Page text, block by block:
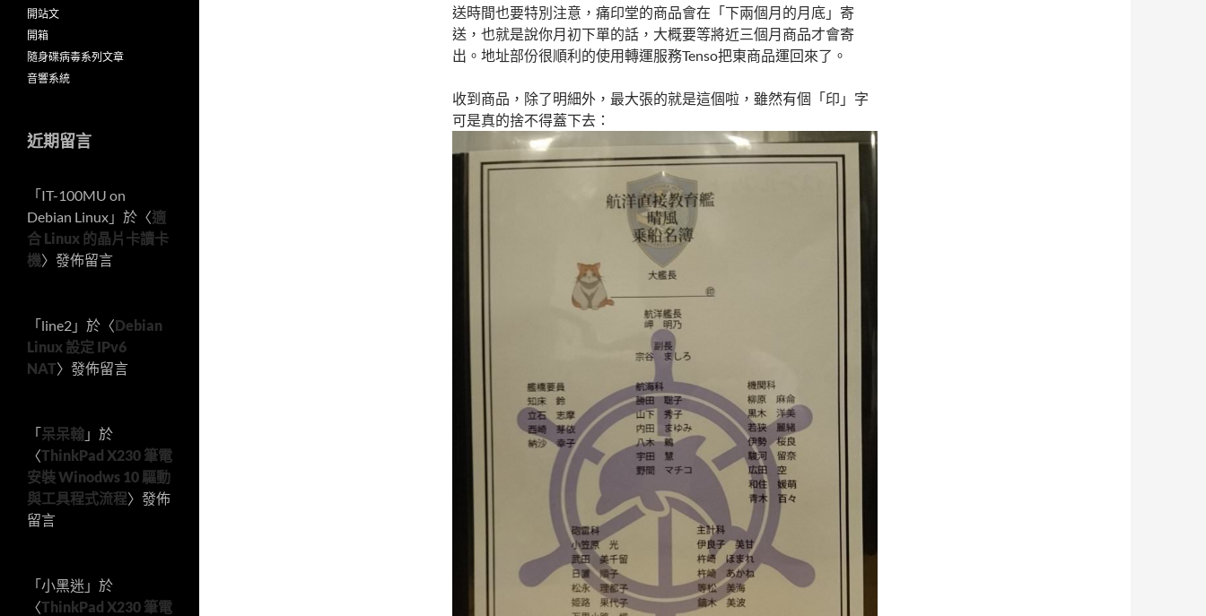
送時間也要特別注意，痛印堂的商品會在「下兩個月的月底」寄
送，也就是說你月初下單的話，大概要等將近三個月商品才會寄
出。地址部份很順利的使用轉運服務Tenso把東商品運回來了。
收到商品，除了明細外，最大張的就是這個啦，雖然有個「印」字
可是真的捨不得蓋下去：
開站文
開箱
隨身碟病毒系列文章
音響系統
近期留言
「IT-100MU on
Debian Linux 」於〈適
合 Linux 的晶片卡讀卡
機〉發佈留言
「line2 」於〈Debian
Linux 設定 IPv6
NAT〉發佈留言
「呆呆翰 」於
〈ThinkPad X230 筆電
安裝 Winodws 10 驅動
與工具程式流程〉發佈
留言
「小黑迷 」於
〈ThinkPad X230 筆電